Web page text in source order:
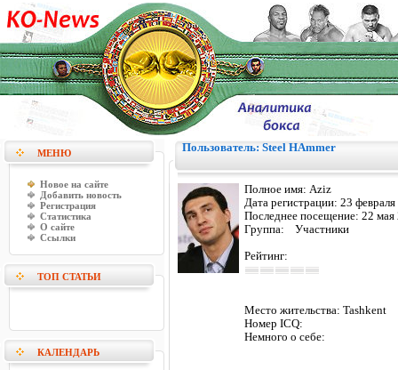
МЕНЮ
Новое на сайте
Добавить новость
Регистрация
Статистика
О сайте
Ссылки
ТОП СТАТЬИ
КАЛЕНДАРЬ
Пользователь: Steel HAmmer
Полное имя: Aziz
Дата регистрации: 23
Последнее посещение: 22 мая
Группа: Участники
Рейтинг:
Место жительства: Tashkent
Номер ICQ:
Немного о себе: